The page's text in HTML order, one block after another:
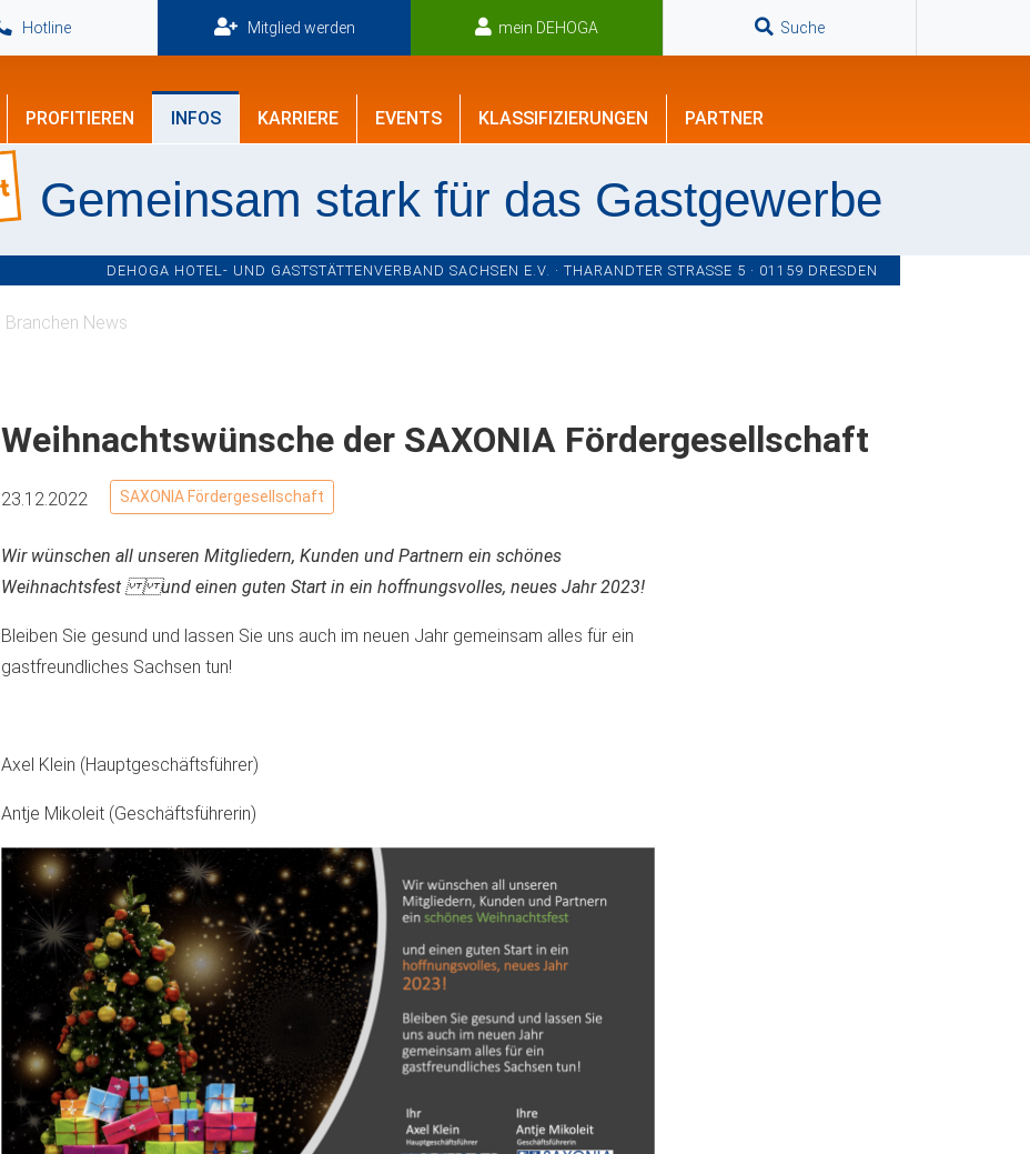
Hotline Mitglied werden mein DEHOGA Suche
PROFITIEREN INFOS KARRIERE EVENTS KLASSIFIZIERUNGEN PARTNER
Gemeinsam stark für das Gastgewerbe
DEHOGA HOTEL- UND GASTSTÄTTENVERBAND SACHSEN E.V. · THARANDTER STRASSE 5 · 01159 DRESDEN
Branchen News
Weihnachtswünsche der SAXONIA Fördergesellschaft
23.12.2022 SAXONIA Fördergesellschaft
Wir wünschen all unseren Mitgliedern, Kunden und Partnern ein schönes
Weihnachtsfest und einen guten Start in ein hoffnungsvolles, neues Jahr 2023!
Bleiben Sie gesund und lassen Sie uns auch im neuen Jahr gemeinsam alles für ein
gastfreundliches Sachsen tun!
Axel Klein (Hauptgeschäftsführer)
Antje Mikoleit (Geschäftsführerin)